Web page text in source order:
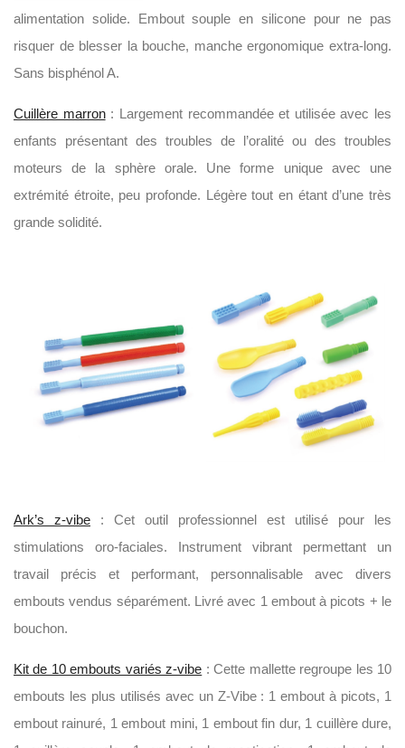
alimentation solide. Embout souple en silicone pour ne pas
risquer de blesser la bouche, manche ergonomique extra-long.
Sans bisphénol A.
Cuillère marron: Largement recommandée et utilisée avec les
enfants présentant des troubles de l’oralité ou des troubles
moteurs de la sphère orale. Une forme unique avec une
extrémité étroite, peu profonde. Légère tout en étant d’une très
grande solidité.
Ark’s z-vibe : Cet outil professionnel est utilisé pour les
stimulations oro-faciales. Instrument vibrant permettant un
travail précis et performant, personnalisable avec divers
embouts vendus séparément. Livré avec 1 embout à picots + le
bouchon.
Kit de 10 embouts variés z-vibe : Cette mallette regroupe les 10
embouts les plus utilisés avec un Z-Vibe : 1 embout à picots, 1
embout rainuré, 1 embout mini, 1 embout fin dur, 1 cuillère dure,